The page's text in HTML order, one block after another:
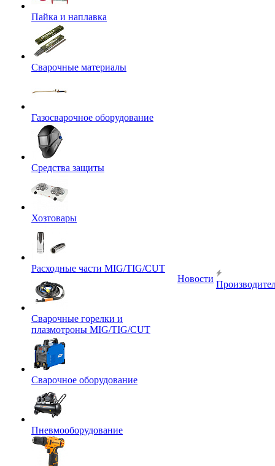
Пайка и наплавка
Сварочные материалы
Газосварочное оборудование
Средства защиты
Хозтовары
Расходные части MIG/TIG/CUT
Сварочные горелки и
плазмотроны MIG/TIG/CUT
Сварочное оборудование
Пневмооборудование
Новости